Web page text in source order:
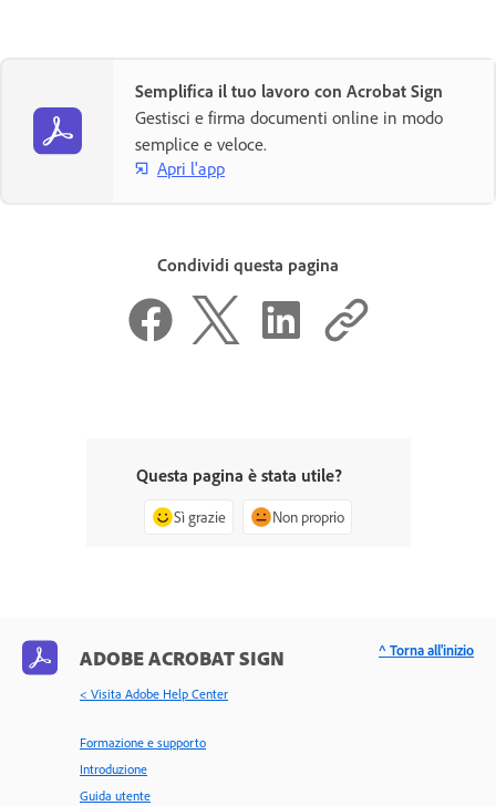
Semplifica il tuo lavoro con Acrobat Sign
Gestisci e firma documenti online in modo
semplice e veloce.
Apri l'app
Condividi questa pagina
Questa pagina è stata utile?
Sì grazie Non proprio
ADOBE ACROBAT SIGN
< Visita Adobe Help Center
Formazione e supporto
Introduzione
Guida utente
^ Torna all'inizio